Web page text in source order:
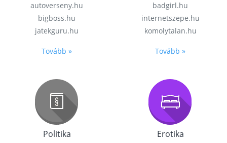
autoverseny.hu
bigboss.hu
jatekguru.hu
Tovább »
badgirl.hu
internetszepe.hu
komolytalan.hu
Tovább »
Politika Erotika